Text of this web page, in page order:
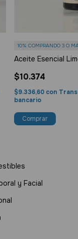
Aceite Esencial
$10.374
10% COMPRANDO 3 O
$9.336,60 con
bancario
y Facial